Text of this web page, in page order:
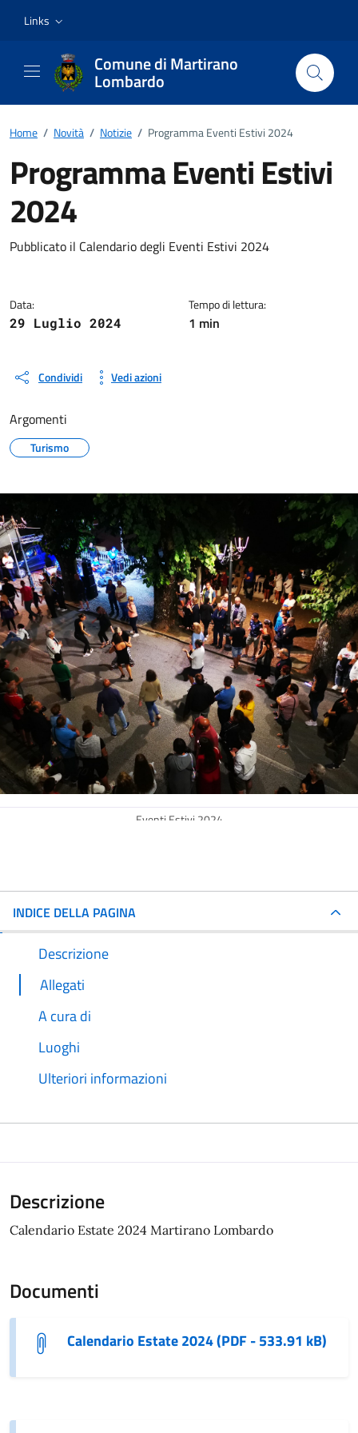
Links
Comune di Martirano
Lombardo
Home / Novità / Notizie / Programma Eventi Estivi 2024
Programma Eventi Estivi
2024
Dettagli della notizia
Pubblicato il Calendario degli Eventi Estivi 2024
Data:
29 Luglio 2024
Tempo di lettura:
1 min
Condividi Vedi azioni
Argomenti
Turismo
Eventi Estivi 2024
INDICE DELLA PAGINA
Descrizione
Allegati
A cura di
Luoghi
Ulteriori informazioni
Descrizione
Calendario Estate 2024 Martirano Lombardo
Documenti
Calendario Estate 2024 (PDF - 533.91 kB)